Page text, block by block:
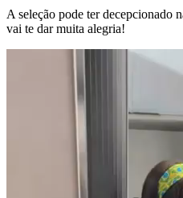
A seleção pode ter decepcionado
vai te dar muita alegria!